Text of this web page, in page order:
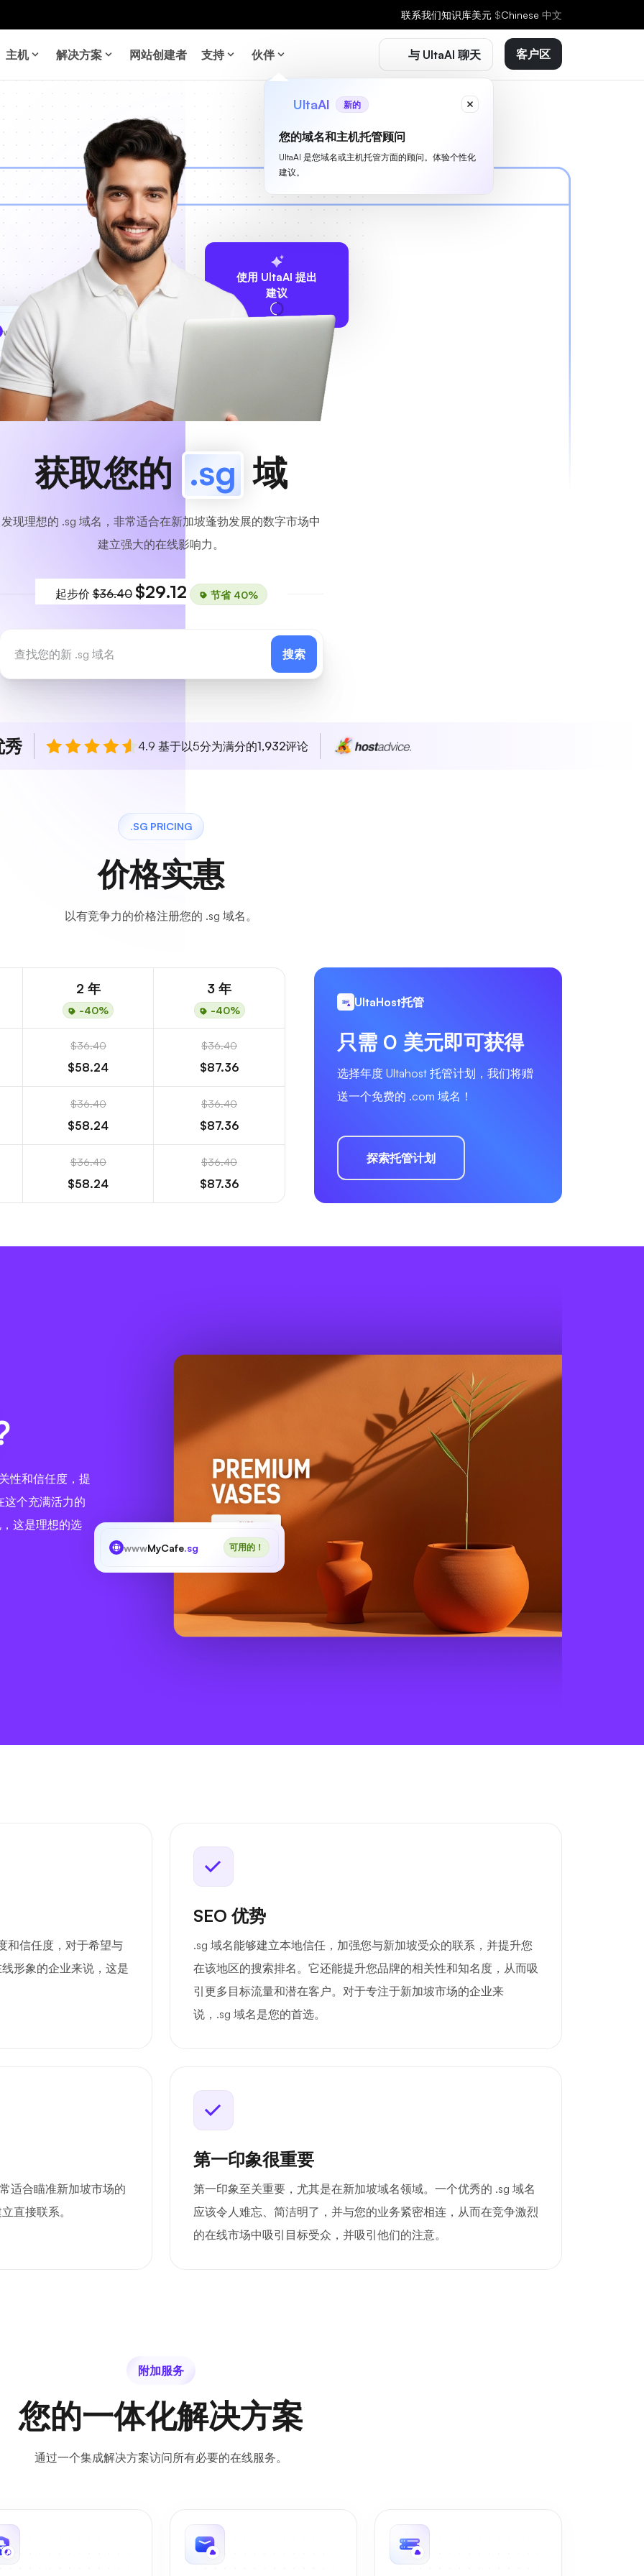
联系我们知识库美元 $Chinese 中文
主机 解决方案 网站创建者 支持 伙伴 与 UltaAI 聊天
UltaAI 新的
您的域名和主机托管顾问
UltaAI 是您域名或主机托管方面的顾问。体验个性化
建议。
客户区
使用 UltaAI 提出
建议
www MyCafe
获取您的 .sg 域
发现理想的 .sg 域名，非常适合在新加坡蓬勃发展的数字市场中
建立强大的在线影响力。
起步价$36.40 $29.12 节省 40%
搜索
秀 4.9 基于以5分为满分的1,932评论
.SG PRICING
价格实惠
以有竞争力的价格注册您的 .sg 域名。
2 年
-40%
3 年
-40%
$36.40
$58.24
$36.40
$87.36
$36.40
$58.24
$36.40
$87.36
$36.40
$58.24
$36.40
$87.36
UltaHost托管
只需 0 美元即可获得
选择年度 Ultahost 托管计划，我们将赠
送一个免费的 .com 域名！
探索托管计划
性和信任度，提
这个充满活力的
这是理想的选
wwwMyCafe.sg 可用的！
和信任度，对于希望与
形象的企业来说，这是
SEO 优势
.sg 域名能够建立本地信任，加强您与新加坡受众的联系，并提升您
在该地区的搜索排名。它还能提升您品牌的相关性和知名度，从而吸
引更多目标流量和潜在客户。对于专注于新加坡市场的企业来
说，.sg 域名是您的首选。
适合瞄准新加坡市场的
直接联系。
第一印象很重要
第一印象至关重要，尤其是在新加坡域名领域。一个优秀的 .sg 域名
应该令人难忘、简洁明了，并与您的业务紧密相连，从而在竞争激烈
的在线市场中吸引目标受众，并吸引他们的注意。
附加服务
您的一体化解决方案
通过一个集成解决方案访问所有必要的在线服务。